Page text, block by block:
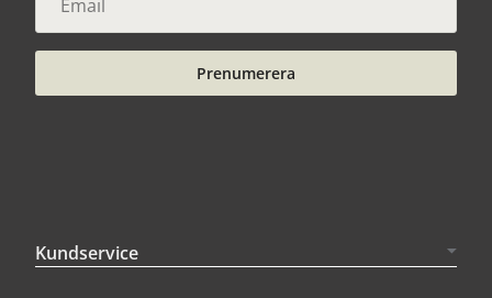
Prenumerera
Kundservice